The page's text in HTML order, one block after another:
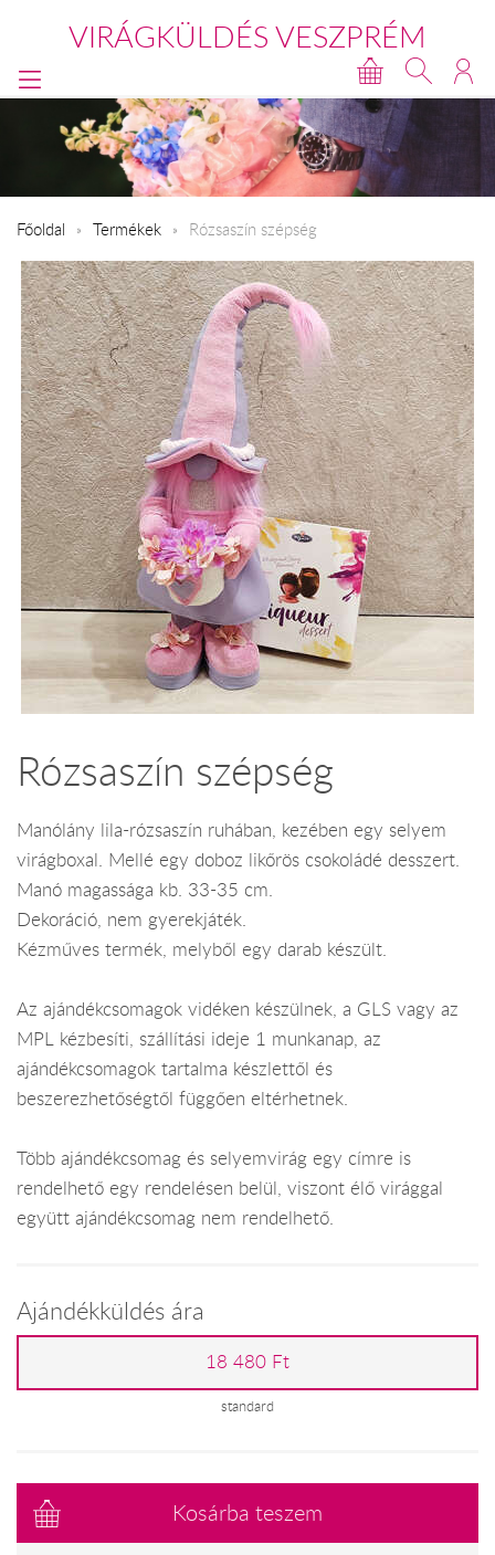
VIRÁGKÜLDÉS VESZPRÉM
Főoldal Termékek Rózsaszín szépség
Rózsaszín szépség
Manólány lila-rózsaszín ruhában, kezében egy selyem
virágboxal. Mellé egy doboz likőrös csokoládé desszert.
Manó magassága kb. 33-35 cm.
Dekoráció, nem gyerekjáték.
Kézműves termék, melyből egy darab készült.
Az ajándékcsomagok vidéken készülnek, a GLS vagy az
MPL kézbesíti, szállítási ideje 1 munkanap, az
ajándékcsomagok tartalma készlettől és
beszerezhetőségtől függően eltérhetnek.
Több ajándékcsomag és selyemvirág egy címre is
rendelhető egy rendelésen belül, viszont élő virággal
együtt ajándékcsomag nem rendelhető.
Ajándékküldés ára
18 480 Ft
standard
Kosárba teszem